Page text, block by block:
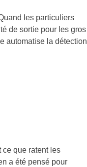
les particuliers
de sortie pour les gros
automatise la détection
ce que ratent les
a été pensé pour